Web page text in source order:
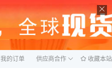
ဆ
我的订单 供应商合作 收藏本站